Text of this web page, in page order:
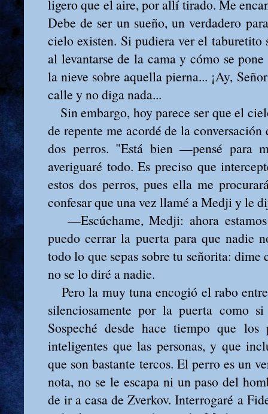
ligero que el aire, por allí tirado. Me
Debe de ser un sueño, un verdadero
cielo existen. Si pudiera ver el taburetito
al levantarse de la cama y cómo se
la nieve sobre aquella pierna... ¡Ay,
calle y no diga nada...
Sin embargo, hoy parece ser que el
de repente me acordé de la
dos perros. "Está bien —pensé para
averiguaré todo. Es preciso que
estos dos perros, pues ella me
confesar que una vez llamé a Medji y le
—Escúchame, Medji: ahora estamos
puedo cerrar la puerta para que nadie
todo lo que sepas sobre tu señorita:
no se lo diré a nadie.
Pero la muy tuna encogió el rabo
silenciosamente por la puerta como
Sospeché desde hace tiempo que los
inteligentes que las personas, y que
que son bastante tercos. El perro es un
nota, no se le escapa ni un paso del
de ir a casa de Zverkov. Interrogaré a